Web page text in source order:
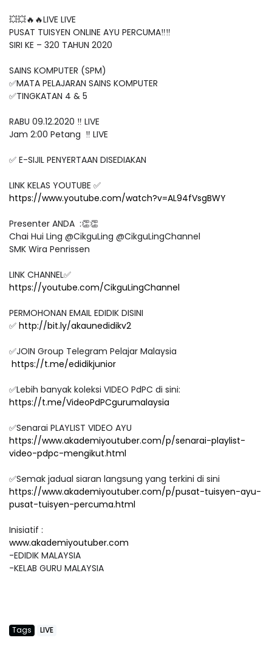
💥💥🔥🔥LIVE LIVE
PUSAT TUISYEN ONLINE AYU PERCUMA‼️‼️
SIRI KE – 320 TAHUN 2020
SAINS KOMPUTER (SPM)
✅MATA PELAJARAN SAINS KOMPUTER
✅TINGKATAN 4 & 5
RABU 09.12.2020 ‼️ LIVE
Jam 2:00 Petang ‼️ LIVE
✅ E-SIJIL PENYERTAAN DISEDIAKAN
LINK KELAS YOUTUBE ✅
https://www.youtube.com/watch?v=AL94fVsgBWY
Presenter ANDA :👏👏
Chai Hui Ling @CikguLing @CikguLingChannel
SMK Wira Penrissen
LINK CHANNEL✅
https://youtube.com/CikguLingChannel
PERMOHONAN EMAIL EDIDIK DISINI
✅ http://bit.ly/akaunedidikv2
✅JOIN Group Telegram Pelajar Malaysia
https://t.me/edidikjunior
✅Lebih banyak koleksi VIDEO PdPC di sini:
https://t.me/VideoPdPCgurumalaysia
✅Senarai PLAYLIST VIDEO AYU
https://www.akademiyoutuber.com/p/senarai-playlist-
video-pdpc-mengikut.html
✅Semak jadual siaran langsung yang terkini di sini
https://www.akademiyoutuber.com/p/pusat-tuisyen-ayu-
pusat-tuisyen-percuma.html
Inisiatif :
www.akademiyoutuber.com
-EDIDIK MALAYSIA
-KELAB GURU MALAYSIA
Tags LIVE